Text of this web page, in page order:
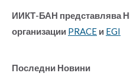
ИИКТ-БАН представлява
организации PRACE и EGI
Последни Новини